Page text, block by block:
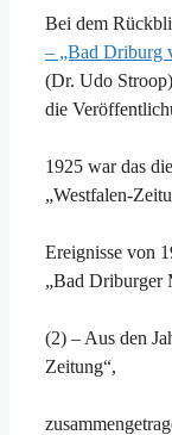
Bei dem
– „Bad Driburg
(Dr. Udo
die
1925 war das
„Westfalen-
Ereignisse von
„Bad Driburger
(2) – Aus den
Zeitung“,